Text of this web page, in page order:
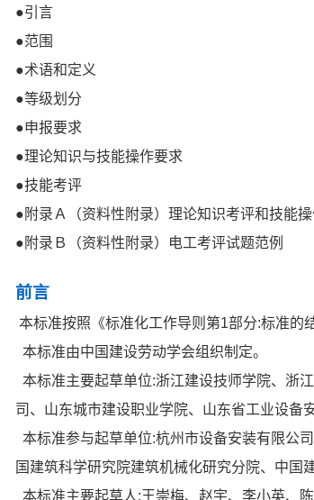
●引言
●范围
●术语和定义
●等级划分
●申报要求
●理论知识与技能操作要求
●技能考评
● 附录Ａ（资料性附录）理论知识考评和技能
● 附录Ｂ（资料性附录）电工考评试题范例
前言
本标准按照《标准化工作导则第1部分:标准的
本标准由中国建设劳动学会组织制定。
本标准主要起草单位:浙江建设技师学院、浙
司、山东城市建设职业学院、山东省工业设备
本标准参与起草单位:杭州市设备安装有限公
国建筑科学研究院建筑机械化研究分院、中国
本标准主要起草人:王崇梅、赵宇、李小英、